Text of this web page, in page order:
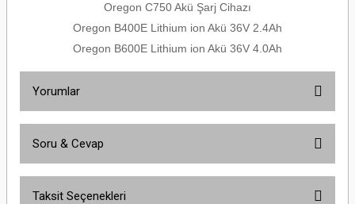
Oregon C750 Akü Şarj Cihazı
Oregon B400E Lithium ion Akü 36V 2.4Ah
Oregon B600E Lithium ion Akü 36V 4.0Ah
Yorumlar
Soru & Cevap
Taksit Seçenekleri